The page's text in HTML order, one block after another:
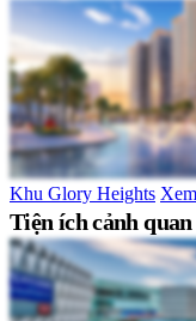
Khu Glory Heights
Tiện ích cảnh